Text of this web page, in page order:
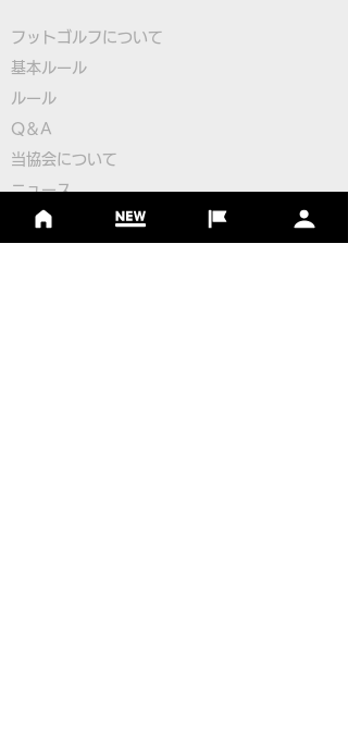
フットゴルフについて
基本ルール
ルール
Q＆A
​当協会について
​ニュース
大会情報